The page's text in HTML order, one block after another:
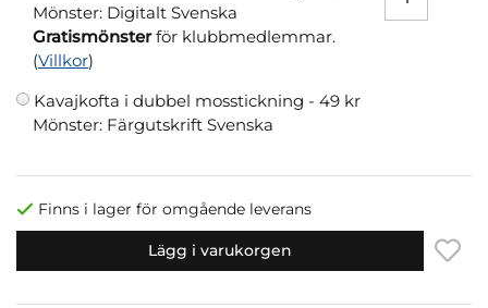
Mönster: Digitalt Svenska
Gratismönsterför klubbmedlemmar.
(Villkor)
Kavajkofta i dubbel mosstickning - 49 kr
Mönster: Färgutskrift Svenska
Finns i lager för omgående leverans
Lägg i varukorgen